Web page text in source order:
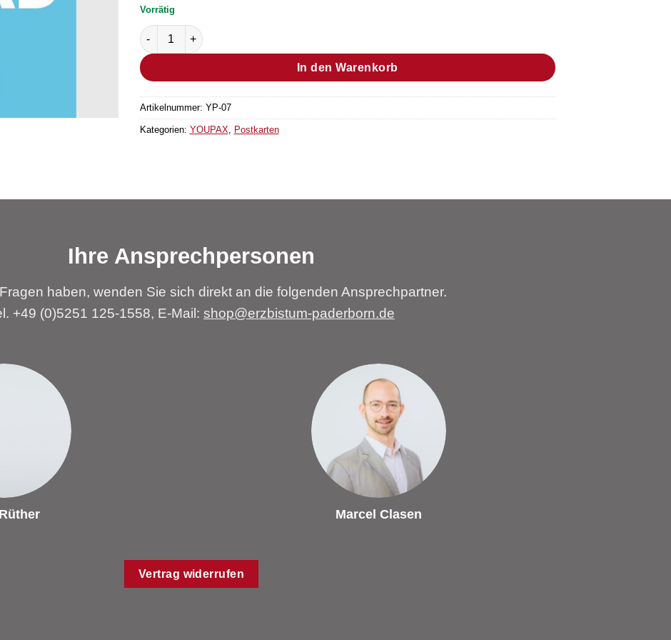
Vorrätig
Postkarte “GOD IS D(E)AD” Menge
In den Warenkorb
Artikelnummer: YP-07
Kategorien: YOUPAX Postkarten
Ihre Ansprechpersonen
haben, wenden Sie sich direkt an die folgenden Ansprechpartner.
+49 (0)5251 125-1558, E-Mail: shop@erzbistum-paderborn.de
Marcel Clasen
Vertrag widerrufen